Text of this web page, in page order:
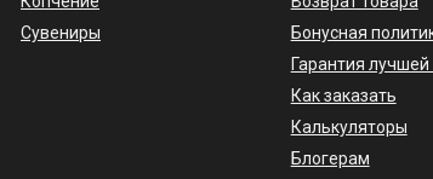
Сувениры
Бонусная
Гарантия
Как заказать
Калькуляторы
Блогерам